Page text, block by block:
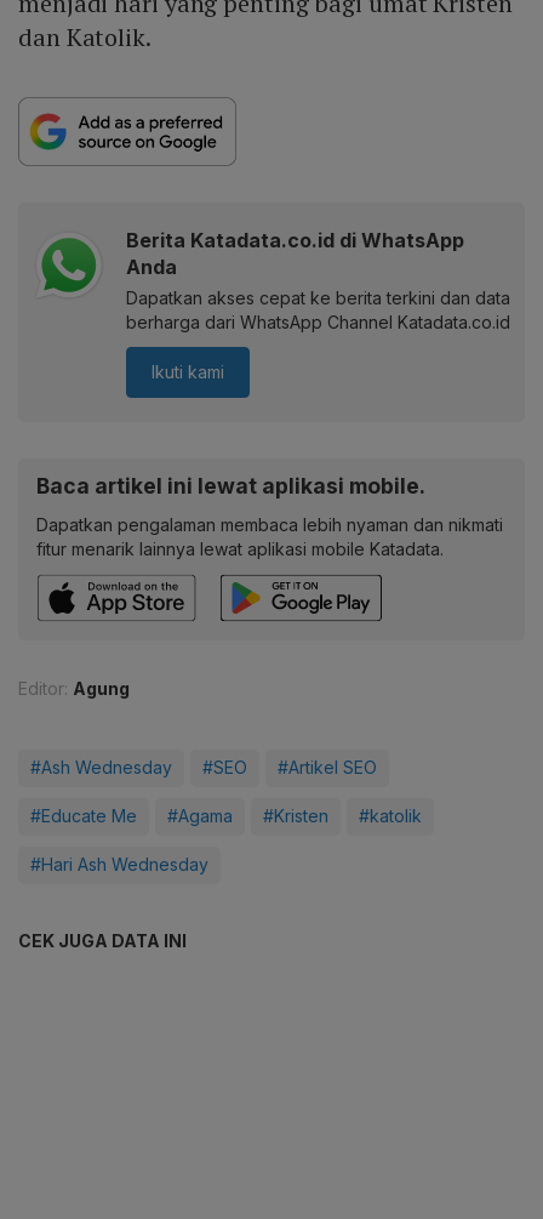
dan Katolik.
Berita Katadata.co.id di WhatsApp
Anda
Dapatkan akses cepat ke berita terkini dan data
berharga dari WhatsApp Channel Katadata.co.id
Ikuti kami
Baca artikel ini lewat aplikasi mobile.
Dapatkan pengalaman membaca lebih nyaman dan nikmati
fitur menarik lainnya lewat aplikasi mobile Katadata.
Editor: Agung
#Ash Wednesday #SEO #Artikel SEO
#Educate Me #Agama #Kristen #katolik
#Hari Ash Wednesday
CEK JUGA DATA INI